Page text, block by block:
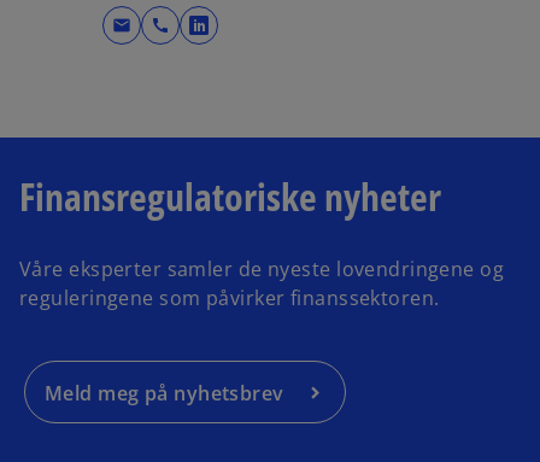
mail call
o
n
n
e
t
a
Finansregulatoriske nyheter
Våre eksperter samler de nyeste lovendringene og
reguleringene som påvirker finanssektoren.
Meld meg på nyhetsbrev